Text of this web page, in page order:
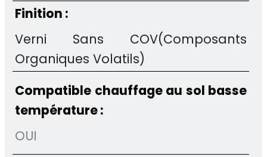
Finition :
Verni Sans COV(Composants
Organiques Volatils)
Compatible chauffage au sol basse
température :
OUI